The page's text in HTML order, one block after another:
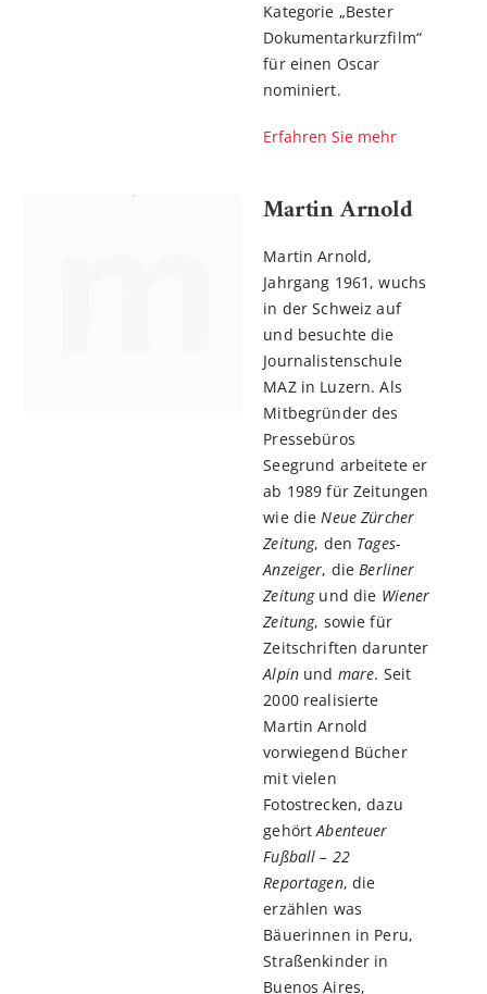
Kategorie „Bester
Dokumentarkurzfilm“
für einen Oscar
nominiert.
Erfahren Sie mehr
Martin Arnold
Martin Arnold,
Jahrgang 1961, wuchs
in der Schweiz auf
und besuchte die
Journalistenschule
MAZ in Luzern. Als
Mitbegründer des
Pressebüros
Seegrund arbeitete er
ab 1989 für Zeitungen
wie die Neue Zürcher
Zeitung, den Tages-
Anzeiger, dieBerliner
Zeitungund die Wiener
Zeitung, sowie für
Zeitschriften darunter
Alpinund mare. Seit
2000 realisierte
Martin Arnold
vorwiegend Bücher
mit vielen
Fotostrecken, dazu
gehörtAbenteuer
Fußball – 22
Reportagen, die
erzählen was
Bäuerinnen in Peru,
Straßenkinder in
Buenos Aires,